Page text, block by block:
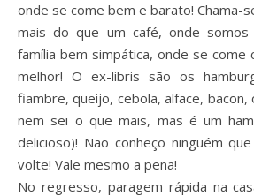
onde se come bem e barato! Chama-
mais do que um café, onde
família bem simpática, onde se come
melhor! O ex-libris são os
fiambre, queijo, cebola, alface,
nem sei o que mais, mas é um
delicioso)! Não conheço ninguém
volte! Vale mesmo a pena!
No regresso, paragem rápida na